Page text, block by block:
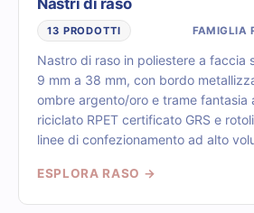
Nastri di raso
13 PRODOTTI FAMIGLIA
Nastro di raso in poliestere a faccia
9 mm a 38 mm, con bordo
ombre argento/oro e trame fantasia
riciclato RPET certificato GRS e
linee di confezionamento ad alto
ESPLORA RASO